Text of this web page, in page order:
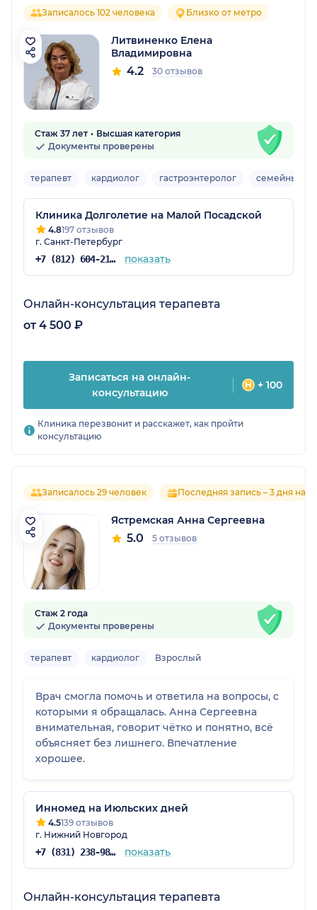
Записалось 102 человека Близко от метро
Литвиненко Елена
Владимировна
4.2 30 отзывов
Стаж 37 лет
Высшая категория
Документы проверены
терапевт кардиолог гастроэнтеролог семейный
Клиника Долголетие на Малой Посадской
4.8197 отзывов
г. Санкт-Петербург
+7 (812) 604-21-66 показать
Онлайн-консультация терапевта
от 4 500 ₽
Записаться на онлайн-
консультацию
+ 100
Клиника перезвонит и расскажет, как пройти
консультацию
Записалось 29 человек Последняя запись – 3 дня
Ястремская Анна Сергеевна
5.0 5 отзывов
Стаж 2 года
Документы проверены
терапевт кардиолог Взрослый
Врач смогла помочь и ответила на вопросы, с
которыми я обращалась. Анна Сергеевна
внимательная, говорит чётко и понятно, всё
объясняет без лишнего. Впечатление
хорошее.
Инномед на Июльских дней
4.5139 отзывов
г. Нижний Новгород
+7 (831) 238-98-86 показать
Онлайн-консультация терапевта